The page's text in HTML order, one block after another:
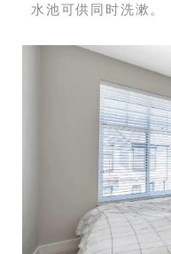
水池可供同时洗漱。